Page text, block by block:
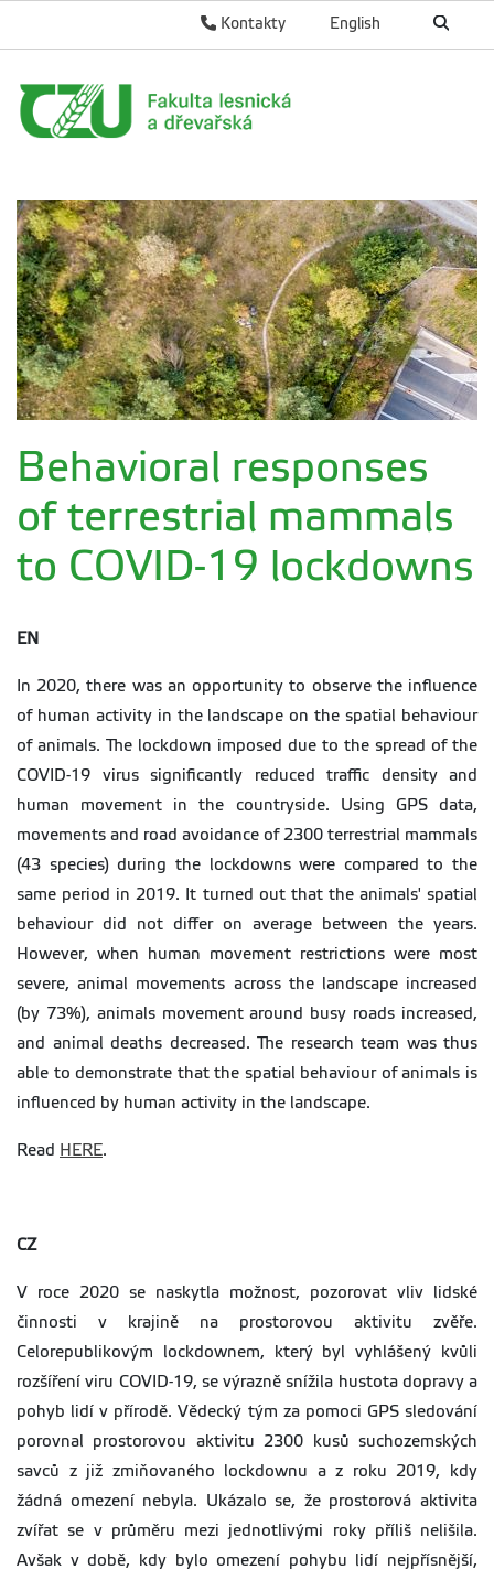
English
Kontakty
Behavioral responses
of terrestrial mammals
to COVID-19 lockdowns
EN
In 2020, there was an opportunity to observe the influence
of human activity in the landscape on the spatial behaviour
of animals. The lockdown imposed due to the spread of the
COVID-19 virus significantly reduced traffic density and
human movement in the countryside. Using GPS data,
movements and road avoidance of 2300 terrestrial mammals
(43 species) during the lockdowns were compared to the
same period in 2019. It turned out that the animals' spatial
behaviour did not differ on average between the years.
However, when human movement restrictions were most
severe, animal movements across the landscape increased
(by 73%), animals movement around busy roads increased,
and animal deaths decreased. The research team was thus
able to demonstrate that the spatial behaviour of animals is
influenced by human activity in the landscape.
Read HERE.
CZ
V roce 2020 se naskytla možnost, pozorovat vliv lidské
činnosti v krajině na prostorovou aktivitu zvěře.
Celorepublikovým lockdownem, který byl vyhlášený kvůli
rozšíření viru COVID-19, se výrazně snížila hustota dopravy a
pohyb lidí v přírodě. Vědecký tým za pomoci GPS sledování
porovnal prostorovou aktivitu 2300 kusů suchozemských
savců z již zmiňovaného lockdownu a z roku 2019, kdy
žádná omezení nebyla. Ukázalo se, že prostorová aktivita
zvířat se v průměru mezi jednotlivými roky příliš nelišila.
Avšak v době, kdy bylo omezení pohybu lidí nejpřísnější,